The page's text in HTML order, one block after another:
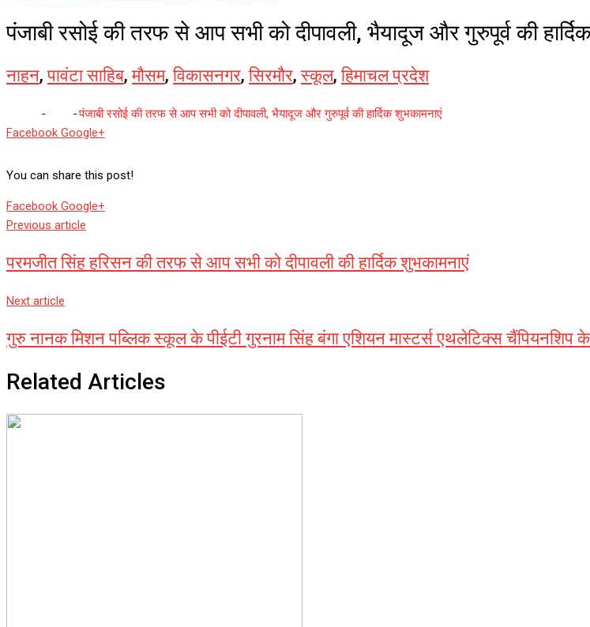
पंजाबी रसोई की तरफ से आप सभी को दीपावली, भैयादूज और गुरुपूर्व की
नाहन,पावंटा साहिब,मौसम,विकासनगर,सिरमौर,स्कूल,हिमाचल प्रदेश
- -पंजाबी रसोई की तरफ से आप सभी को दीपावली, भैयादूज और गुरुपूर्व की हार्दिक शुभकामनाएं
Facebook Google+
Email
You can share this post!
Facebook Google+
Previous article
परमजीत सिंह हरिसन की तरफ से आप सभी को दीपावली की हार्दिक शुभकामनाएं
Next article
गुरु नानक मिशन पब्लिक स्कूल के पीईटी गुरनाम सिंह बंगा एशियन मास्टर्स एथलेटिक्स चैंपियनशिप
Related Articles